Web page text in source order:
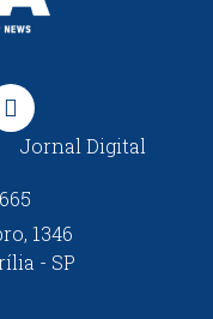
Jornal Digital
1346
- SP